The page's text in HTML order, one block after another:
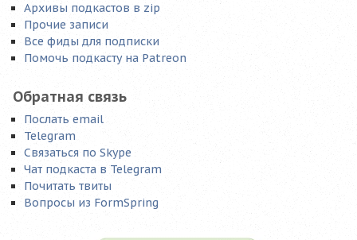
Архивы подкастов в zip
Прочие записи
Все фиды для подписки
Помочь подкасту на Patreon
Обратная связь
Послать email
Telegram
Связаться по Skype
Чат подкаста в Telegram
Почитать твиты
Вопросы из FormSpring